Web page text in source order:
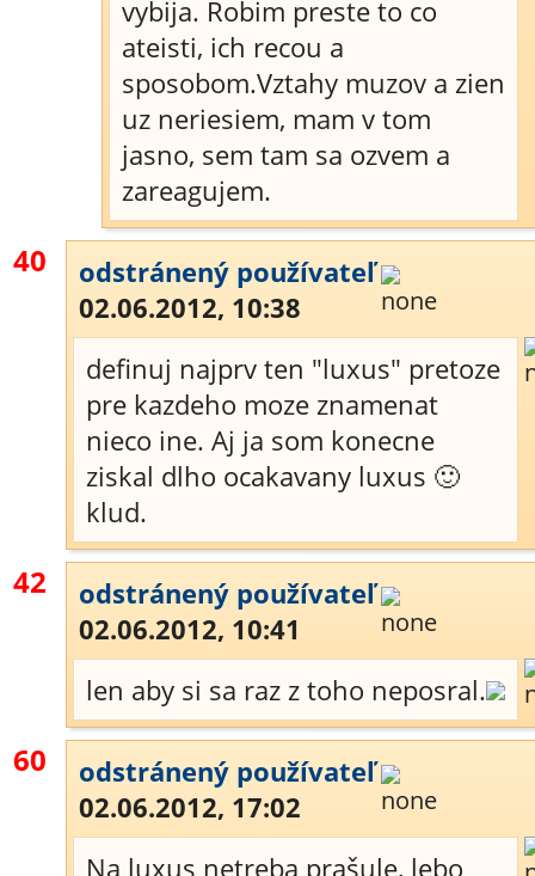
vybija. Robim preste to co
ateisti, ich recou a
sposobom.Vztahy muzov a zien
uz neriesiem, mam v tom
jasno, sem tam sa ozvem a
zareagujem.
40
odstránený používateľ
02.06.2012, 10:38
definuj najprv ten "luxus" pretoze
pre kazdeho moze znamenat
nieco ine. Aj ja som konecne
ziskal dlho ocakavany luxus 🙂
klud.
42
odstránený používateľ
02.06.2012, 10:41
len aby si sa raz z toho neposral.
60
odstránený používateľ
02.06.2012, 17:02
Na luxus netreba prašule, lebo